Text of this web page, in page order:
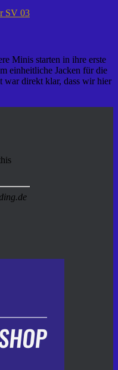
SV 03
Minis starten in ihre erste
einheitliche Jacken für die
war direkt klar, dass wir hier